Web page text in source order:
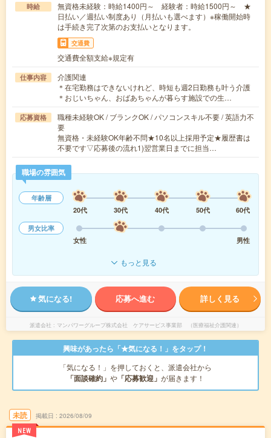
時給
無資格未経験：時給1400円～ 経験者：時給1500円～ ★
日払い／週払い制度あり（月払いも選べます）※稼働開始時
は手続き完了次第のお支払いとなります。
交通費
交通費全額支給※規定有
仕事内容
介護関連
＊在宅勤務はできないけれど、時短も週2日勤務も叶う介護
＊おじいちゃん、おばあちゃんが暮らす施設での生…
応募資格
職種未経験OK / ブランクOK / パソコンスキル不要 / 英語力不
要
無資格・未経験OK年齢不問★10名以上採用予定★履歴書は
不要です▽応募後の流れ1)翌営業日までに担当…
職場の雰囲気
年齢層
20代
30代 40代 50代
60代
男女比率
女性
男性
もっと見る
気になる! 応募へ進む 詳しく見る
派遣会社 マンパワーグループ株式会社 ケアサービス事業部 （医療福祉介護関連）
興味があったら「★気になる！」をタップ！
「気になる！」を押しておくと、派遣会社から
「面談確約」 や 「応募歓迎」 が届きます！
未読
NEW
掲載日 2026/08/09